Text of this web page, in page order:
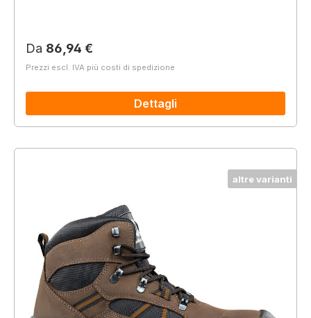
Prezzo normale:
Da 86,94 €
Prezzi escl. IVA più costi di spedizione
Dettagli
altre varianti